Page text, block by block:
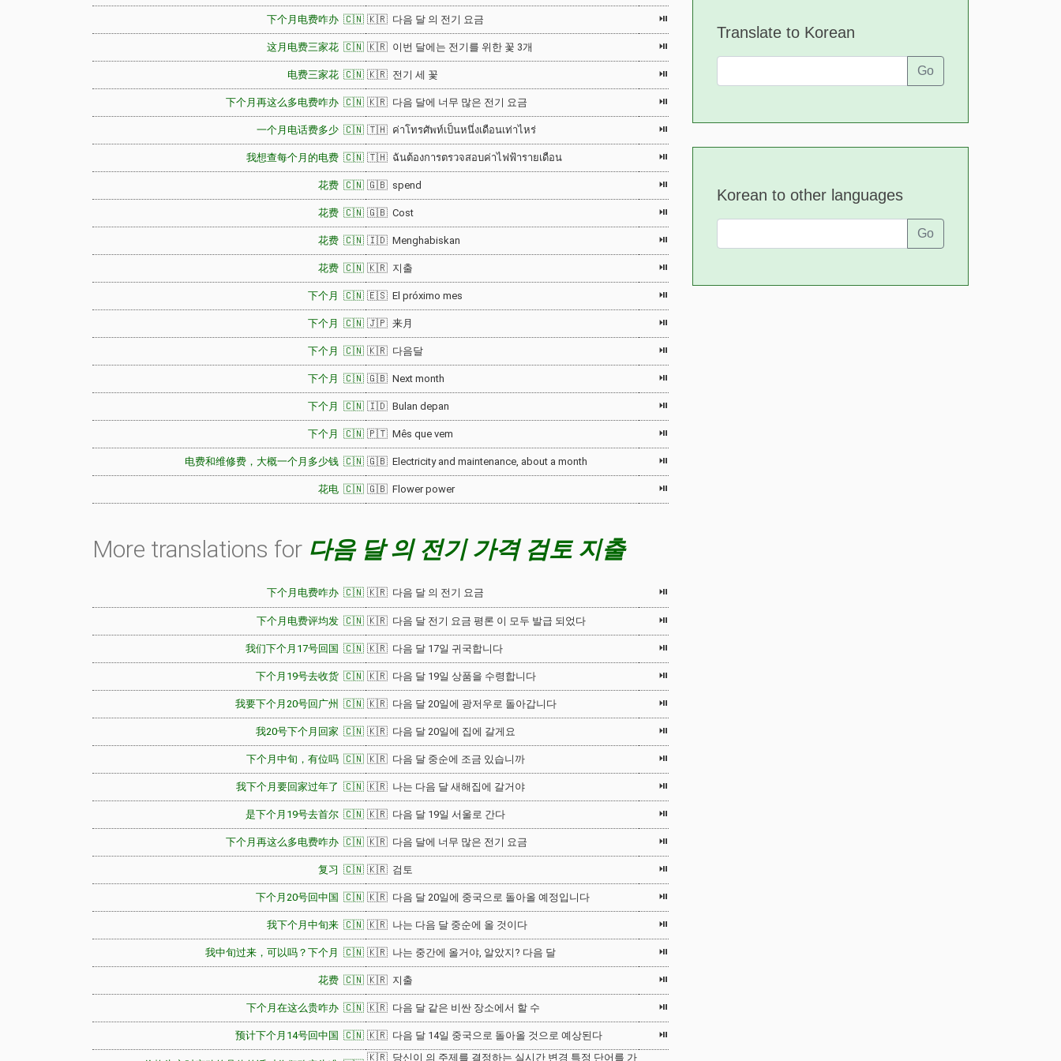
下个月电费咋办 🇨🇳 🇰🇷 다음 달 의 전기 요금 ⏯
这月电费三家花 🇨🇳 🇰🇷 이번 달에는 전기를 위한 꽃 3개 ⏯
电费三家花 🇨🇳 🇰🇷 전기 세 꽃 ⏯
下个月再这么多电费咋办 🇨🇳 🇰🇷 다음 달에 너무 많은 전기 요금 ⏯
一个月电话费多少 🇨🇳 🇹🇭 ค่าโทรศัพท์เป็นหนึ่งเดือนเท่าไหร่ ⏯
我想查每个月的电费 🇨🇳 🇹🇭 ฉันต้องการตรวจสอบค่าไฟฟ้ารายเดือน ⏯
花费 🇨🇳 🇬🇧 spend ⏯
花费 🇨🇳 🇬🇧 Cost ⏯
花费 🇨🇳 🇮🇩 Menghabiskan ⏯
花费 🇨🇳 🇰🇷 지출 ⏯
下个月 🇨🇳 🇪🇸 El próximo mes ⏯
下个月 🇨🇳 🇯🇵 来月 ⏯
下个月 🇨🇳 🇰🇷 다음달 ⏯
下个月 🇨🇳 🇬🇧 Next month ⏯
下个月 🇨🇳 🇮🇩 Bulan depan ⏯
下个月 🇨🇳 🇵🇹 Mês que vem ⏯
电费和维修费，大概一个月多少钱 🇨🇳 🇬🇧 Electricity and maintenance, about a month ⏯
花电 🇨🇳 🇬🇧 Flower power ⏯
More translations for 다음 달 의 전기 가격 검토 지출
下个月电费咋办 🇨🇳 🇰🇷 다음 달 의 전기 요금 ⏯
下个月电费评均发 🇨🇳 🇰🇷 다음 달 전기 요금 평론 이 모두 발급 되었다 ⏯
我们下个月17号回国 🇨🇳 🇰🇷 다음 달 17일 귀국합니다 ⏯
下个月19号去收货 🇨🇳 🇰🇷 다음 달 19일 상품을 수령합니다 ⏯
我要下个月20号回广州 🇨🇳 🇰🇷 다음 달 20일에 광저우로 돌아갑니다 ⏯
我20号下个月回家 🇨🇳 🇰🇷 다음 달 20일에 집에 갈게요 ⏯
下个月中旬，有位吗 🇨🇳 🇰🇷 다음 달 중순에 조금 있습니까 ⏯
我下个月要回家过年了 🇨🇳 🇰🇷 나는 다음 달 새해집에 갈거야 ⏯
是下个月19号去首尔 🇨🇳 🇰🇷 다음 달 19일 서울로 간다 ⏯
下个月再这么多电费咋办 🇨🇳 🇰🇷 다음 달에 너무 많은 전기 요금 ⏯
复习 🇨🇳 🇰🇷 검토 ⏯
下个月20号回中国 🇨🇳 🇰🇷 다음 달 20일에 중국으로 돌아올 예정입니다 ⏯
我下个月中旬来 🇨🇳 🇰🇷 나는 다음 달 중순에 올 것이다 ⏯
我中旬过来，可以吗？下个月 🇨🇳 🇰🇷 나는 중간에 올거야, 알았지? 다음 달 ⏯
花费 🇨🇳 🇰🇷 지출 ⏯
下个月在这么贵咋办 🇨🇳 🇰🇷 다음 달 같은 비싼 장소에서 할 수 ⏯
预计下个月14号回中国 🇨🇳 🇰🇷 다음 달 14일 중국으로 돌아올 것으로 예상된다 ⏯
🇰🇷 당신이 의 주제를 결정하는 실시간 변경 특정 단어를 가
Translate to Korean
Go
Korean to other languages
Go